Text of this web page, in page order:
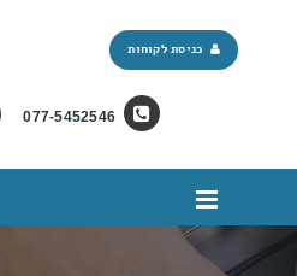
077-5452546
כניסת לקוחות